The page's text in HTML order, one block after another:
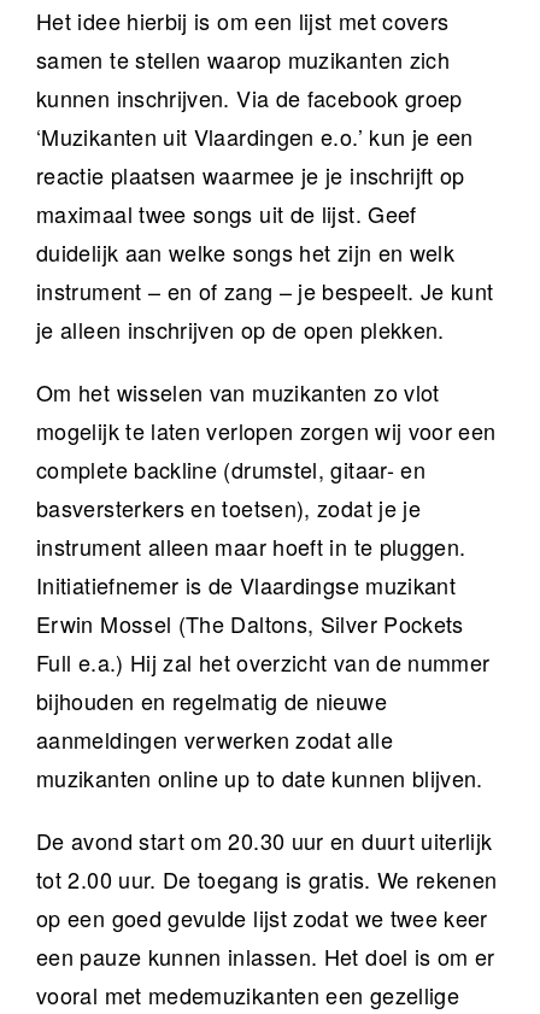
Het idee hierbij is om een lijst met covers
samen te stellen waarop muzikanten zich
kunnen inschrijven. Via de facebook groep
‘Muzikanten uit Vlaardingen e.o.’ kun je een
reactie plaatsen waarmee je je inschrijft op
maximaal twee songs uit de lijst. Geef
duidelijk aan welke songs het zijn en welk
instrument – en of zang – je bespeelt. Je kunt
je alleen inschrijven op de open plekken.
Om het wisselen van muzikanten zo vlot
mogelijk te laten verlopen zorgen wij voor een
complete backline (drumstel, gitaar- en
basversterkers en toetsen), zodat je je
instrument alleen maar hoeft in te pluggen.
Initiatiefnemer is de Vlaardingse muzikant
Erwin Mossel (The Daltons, Silver Pockets
Full e.a.) Hij zal het overzicht van de nummer
bijhouden en regelmatig de nieuwe
aanmeldingen verwerken zodat alle
muzikanten online up to date kunnen blijven.
De avond start om 20.30 uur en duurt uiterlijk
tot 2.00 uur. De toegang is gratis. We rekenen
op een goed gevulde lijst zodat we twee keer
een pauze kunnen inlassen. Het doel is om er
vooral met medemuzikanten een gezellige